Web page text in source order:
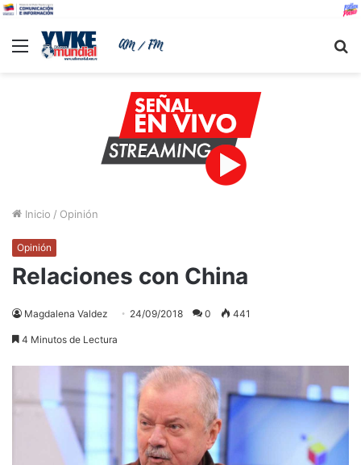
Menu
Inicio / Opinión
Opinión
Relaciones con China
Magdalena Valdez 24/09/2018 0 441
4 Minutos de Lectura